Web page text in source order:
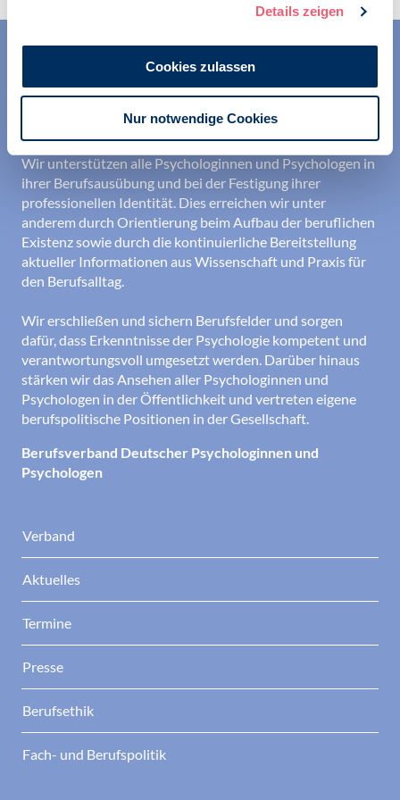
Details zeigen
Cookies zulassen
Nur notwendige Cookies
Wir unterstützen alle Psychologinnen und Psychologen in
ihrer Berufsausübung und bei der Festigung ihrer
professionellen Identität. Dies erreichen wir unter
anderem durch Orientierung beim Aufbau der beruflichen
Existenz sowie durch die kontinuierliche Bereitstellung
aktueller Informationen aus Wissenschaft und Praxis für
den Berufsalltag.
Wir erschließen und sichern Berufsfelder und sorgen
dafür, dass Erkenntnisse der Psychologie kompetent und
verantwortungsvoll umgesetzt werden. Darüber hinaus
stärken wir das Ansehen aller Psychologinnen und
Psychologen in der Öffentlichkeit und vertreten eigene
berufspolitische Positionen in der Gesellschaft.
Berufsverband Deutscher Psychologinnen und
Psychologen
Verband
Aktuelles
Termine
Presse
Berufsethik
Fach- und Berufspolitik